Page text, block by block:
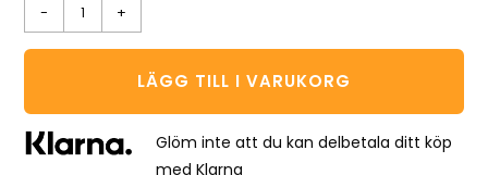
- +
LÄGG TILL I VARUKORG
Glöm inte att du kan delbetala ditt köp
med Klarna